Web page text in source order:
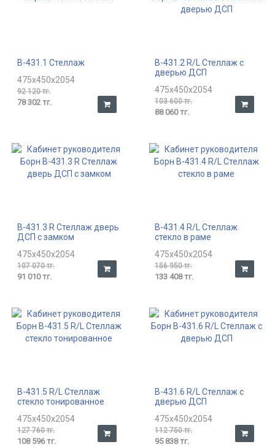
В-431.1 Стеллаж
475x450x2054
92 120 тг.
78 302 тг.
В-431.2 R/L Стеллаж с
дверью ДСП
475x450x2054
103 600 тг.
88 060 тг.
В-431.3 R Стеллаж дверь
ДСП с замком
475x450x2054
107 070 тг.
91 010 тг.
В-431.4 R/L Стеллаж
стекло в раме
475x450x2054
156 950 тг.
133 408 тг.
В-431.5 R/L Стеллаж
стекло тонированное
475x450x2054
127 760 тг.
108 596 тг.
В-431.6 R/L Стеллаж с
дверью ДСП
475x450x2054
112 750 тг.
95 838 тг.